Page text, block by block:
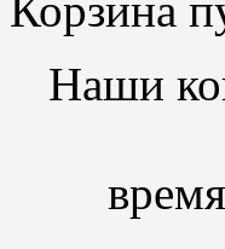
Наши